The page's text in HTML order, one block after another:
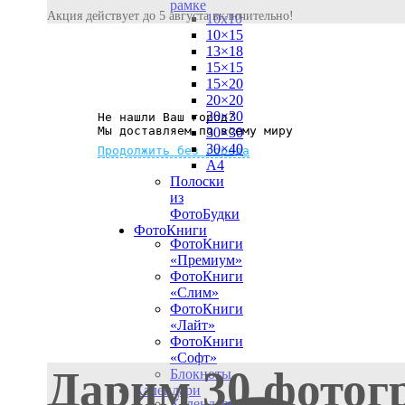
Не нашли Ваш город?
Мы доставляем по всему миру
Продолжить без города
рамке
10х10
10×15
13×18
15×15
15×20
20×20
20×30
30×30
30×40
A4
Полоски
из
ФотоБудки
ФотоКниги
ФотоКниги
«Премиум»
ФотоКниги
«Слим»
ФотоКниги
«Лайт»
ФотоКниги
«Софт»
Блокноты
Календари
Акция действует до 5 августа включительно!
Дарим 30